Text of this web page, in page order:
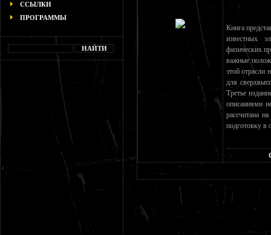
ССЫЛКИ
ПРОГРАММЫ
Книга
известных
физических
важные
этой отрасли
для
Третье
описаниями
рассчитана
подготовку в